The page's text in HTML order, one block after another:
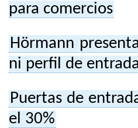
para comercios
Hörmann
ni perfil de
Puertas de
el 30%